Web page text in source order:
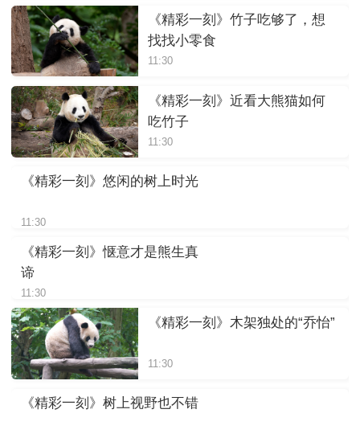
《精彩一刻》竹子吃够了，想
找找小零食
11:30
《精彩一刻》近看大熊猫如何
吃竹子
11:30
《精彩一刻》悠闲的树上时光
11:30
《精彩一刻》惬意才是熊生真
谛
11:30
《精彩一刻》木架独处的“乔怡”
11:30
《精彩一刻》树上视野也不错